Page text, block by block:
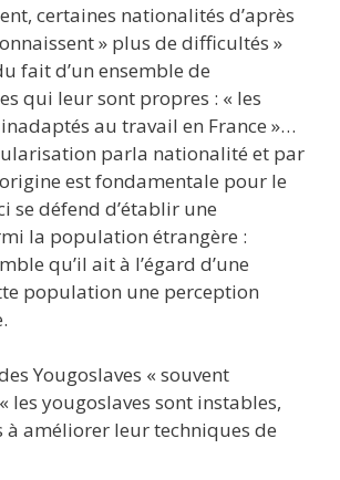
certaines nationalités d’après
» plus de difficultés »
fait d’un ensemble de
qui leur sont propres : « les
au travail en France »…
parla nationalité et par
est fondamentale pour le
se défend d’établir une
la population étrangère :
qu’il ait à l’égard d’une
population une perception
Yougoslaves « souvent
les yougoslaves sont instables,
à améliorer leur techniques de